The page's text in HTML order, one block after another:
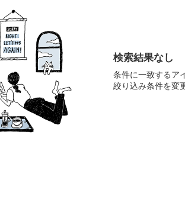
検索結果なし
条件に一致するア
絞り込み条件を変